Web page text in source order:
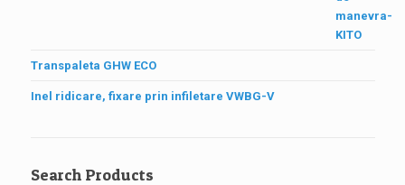
Transpaleta GHW ECO
Inel ridicare, fixare prin infiletare VWBG-V
Search Products